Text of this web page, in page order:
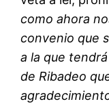
como ahora
convenio que
a la que
de Ribadeo